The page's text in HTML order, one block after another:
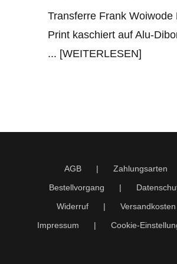
Transferre Frank Woiwode
Print kaschiert auf Alu-
... [WEITERLESEN]
AGB
Zahlungsarten
Bestellvorgang
Widerruf
Versandkosten
Impressum
Cookie-